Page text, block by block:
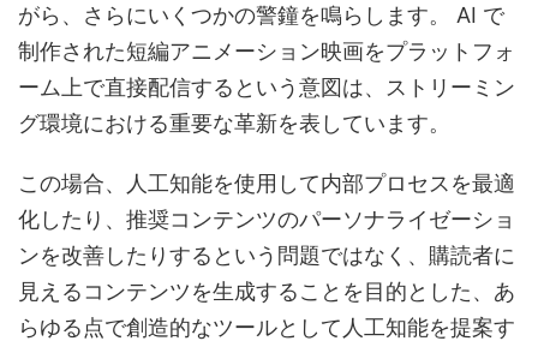
がら、さらにいくつかの警鐘を鳴らします。 AI で
制作された短編アニメーション映画をプラットフォ
ーム上で直接配信するという意図は、ストリーミン
グ環境における重要な革新を表しています。
この場合、人工知能を使用して内部プロセスを最適
化したり、推奨コンテンツのパーソナライゼーショ
ンを改善したりするという問題ではなく、購読者に
見えるコンテンツを生成することを目的とした、あ
らゆる点で創造的なツールとして人工知能を提案す